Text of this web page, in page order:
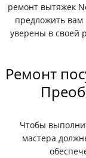
ремонт вытяжек
предложить
уверены в своей
Ремонт
Чтобы
мастера